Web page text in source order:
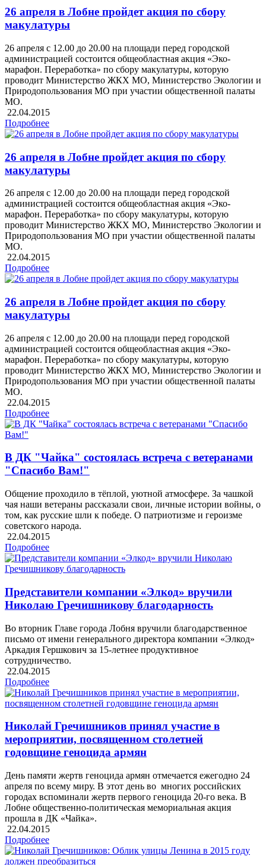
26 апреля в Лобне пройдет акция по сбору
макулатуры
26 апреля с 12.00 до 20.00 на площади перед городской
администрацией состоится общеобластная акция «Эко-
марафон. Переработка» по сбору макулатуры, которую
проводит Министерство ЖКХ МО, Министерство Экологии и
Природопользования МО при участии общественной палаты
МО.
22.04.2015
Подробнее
26 апреля в Лобне пройдет акция по сбору
макулатуры
26 апреля с 12.00 до 20.00 на площади перед городской
администрацией состоится общеобластная акция «Эко-
марафон. Переработка» по сбору макулатуры, которую
проводит Министерство ЖКХ МО, Министерство Экологии и
Природопользования МО при участии общественной палаты
МО.
22.04.2015
Подробнее
26 апреля в Лобне пройдет акция по сбору
макулатуры
26 апреля с 12.00 до 20.00 на площади перед городской
администрацией состоится общеобластная акция «Эко-
марафон. Переработка» по сбору макулатуры, которую
проводит Министерство ЖКХ МО, Министерство Экологии и
Природопользования МО при участии общественной палаты
МО.
22.04.2015
Подробнее
В ДК "Чайка" состоялась встреча с ветеранами
"Спасибо Вам!"
Общение проходило в тёплой, уютной атмосфере. За чашкой
чая наши ветераны рассказали свои, личные истории войны, о
том, как русские шли к победе. О патриотизме и героизме
советского народа.
22.04.2015
Подробнее
Представители компании «Элкод» вручили
Николаю Гречишникову благодарность
Во вторник Главе города Лобня вручили благодарственное
письмо от имени генерального директора компании «Элкод»
Аркадия Гершкович за 15-летнее продуктивное
сотрудничество.
22.04.2015
Подробнее
Николай Гречишников принял участие в
мероприятии, посвященном столетней
годовщине геноцида армян
День памяти жертв геноцида армян отмечается ежегодно 24
апреля по всему миру. В этот день во многих российских
городах вспоминали жертв первого геноцида 20-го века. В
Лобне общественно-политическая мемориальная акция
прошла в ДК «Чайка».
22.04.2015
Подробнее